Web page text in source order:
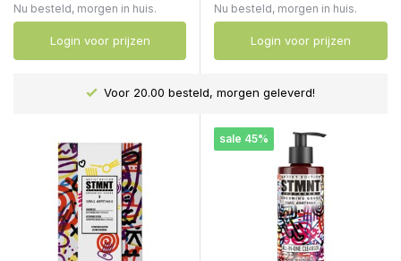
Nu besteld, morgen in huis.
Login voor prijzen
Nu besteld, morgen in huis.
Login voor prijzen
Voor 20.00 besteld, morgen geleverd!
sale 45%